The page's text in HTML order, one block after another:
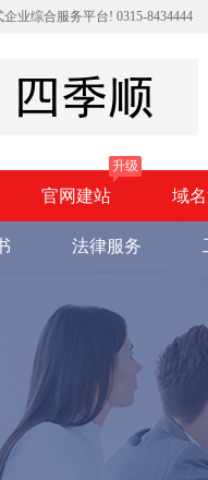
企业综合服务平台! 0315-8434444
官网建站
升级
域
法律服务